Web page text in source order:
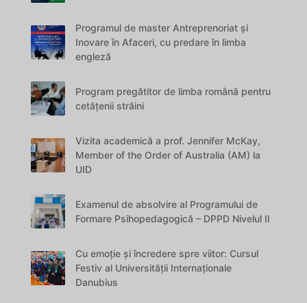
Programul de master Antreprenoriat și
Inovare în Afaceri, cu predare în limba
engleză
Program pregătitor de limba română pentru
cetățenii străini
Vizita academică a prof. Jennifer McKay,
Member of the Order of Australia (AM) la
UID
Examenul de absolvire al Programului de
Formare Psihopedagogică – DPPD Nivelul II
Cu emoție și încredere spre viitor: Cursul
Festiv al Universității Internaționale
Danubius